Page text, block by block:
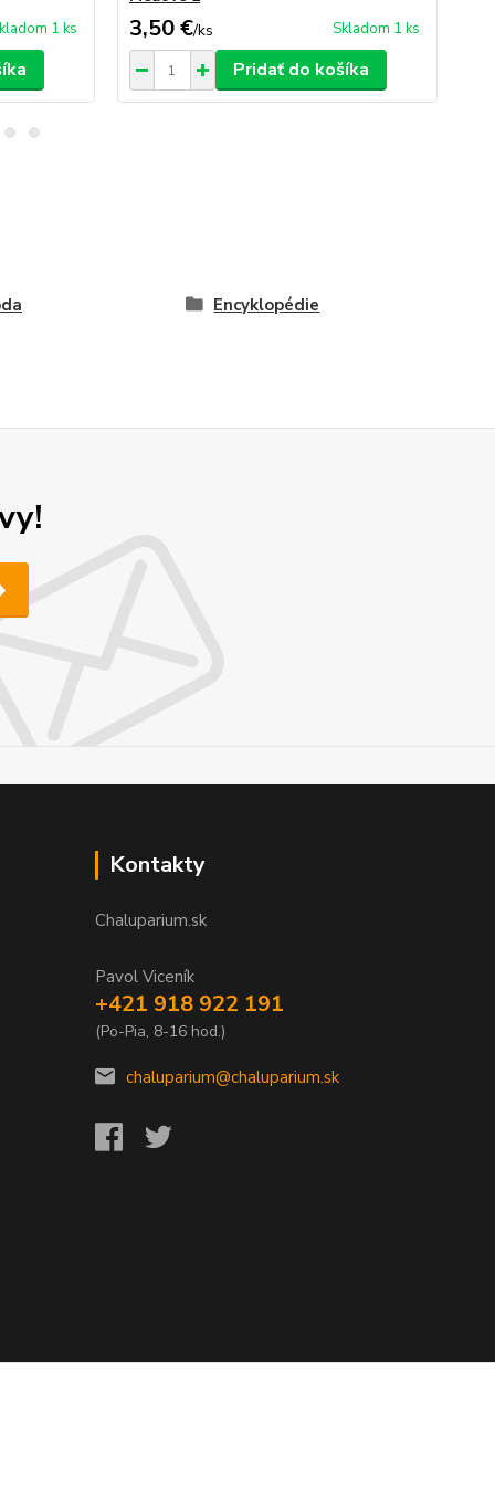
1 ks 3,50 €/ks Skladom 1 ks
Pridať do košíka
Encyklopédie
Kontakty
Chaluparium.sk
Pavol Viceník
+421 918 922 191
(Po-Pia, 8-16 hod.)
chaluparium@chaluparium.sk